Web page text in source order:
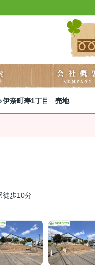
伊奈町寿1丁目 売地
徒歩10分